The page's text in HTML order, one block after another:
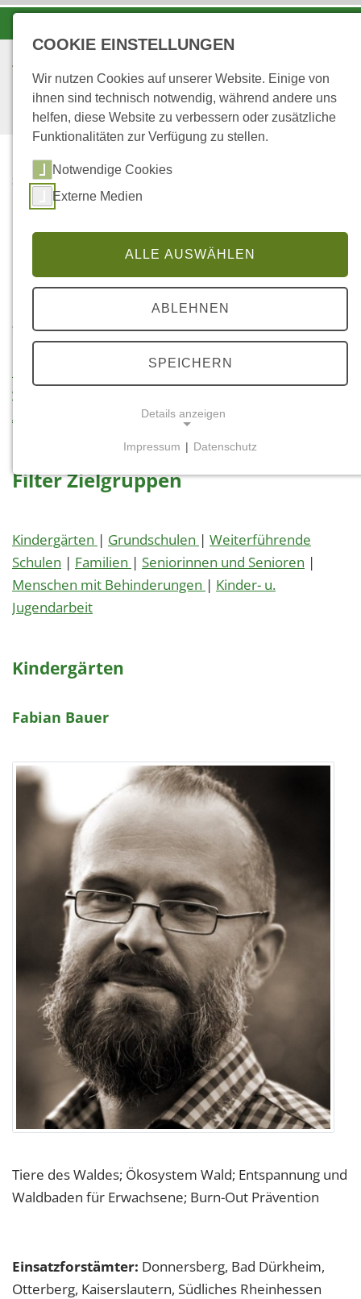
STARTSEITE ...
Filter
Für weitere Details bitte das jeweilige Foto
anklicken!
Regionen|Zielgruppen
waldpädagogische Angebote
Angebotsdauer
Filter Zielgruppen
Kindergärten | Grundschulen | Weiterführende
Schulen | Familien | Seniorinnen und Senioren |
Menschen mit Behinderungen | Kinder- u.
Jugendarbeit
Kindergärten
Fabian Bauer
Tiere des Waldes; Ökosystem Wald; Entspannung und
Waldbaden für Erwachsene; Burn-Out Prävention
Einsatzforstämter: Donnersberg, Bad Dürkheim,
Otterberg, Kaiserslautern, Südliches Rheinhessen
COOKIE EINSTELLUNGEN
Wir nutzen Cookies auf unserer Website. Einige von
ihnen sind technisch notwendig, während andere uns
helfen, diese Website zu verbessern oder zusätzliche
Funktionalitäten zur Verfügung zu stellen.
Notwendige Cookies
Externe Medien
ALLE AUSWÄHLEN
ABLEHNEN
SPEICHERN
Details anzeigen
Notwendige Cookies ermöglichen grundlegende
Einverständnis-Cookie
Name:
cookie_consent
Dieser Cookie speichert die ausgewählten
Einverständnis-Optionen des Benutzers
1 Jahr
EXTERNE MEDIEN
Um Inhalte von Videoplattformen und Social Media
Plattformen anzeigen zu können, werden von
diesen externen Medien Cookies gesetzt.
YouTube
Vimeo
Impressum | Datenschutz